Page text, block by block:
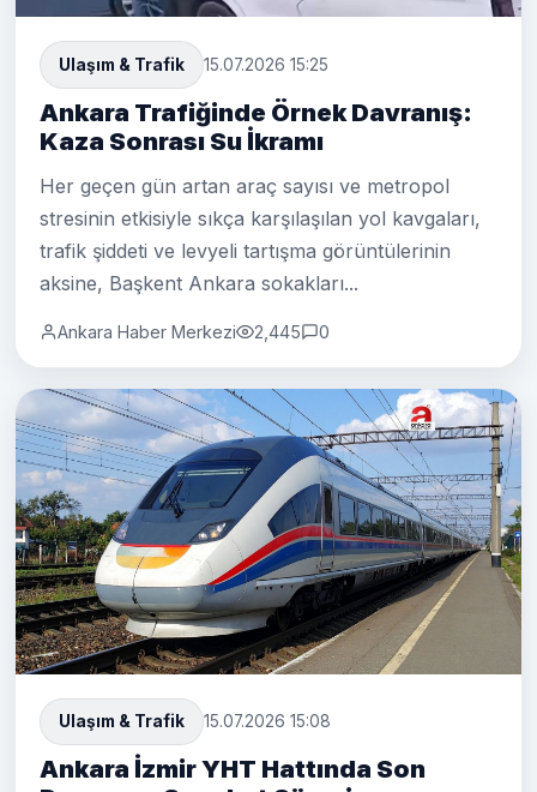
Ulaşım & Trafik 15.07.2026 15:25
Ankara Trafiğinde Örnek Davranış:
Kaza Sonrası Su İkramı
Her geçen gün artan araç sayısı ve metropol
stresinin etkisiyle sıkça karşılaşılan yol kavgaları,
trafik şiddeti ve levyeli tartışma görüntülerinin
aksine, Başkent Ankara sokakları...
Ankara Haber Merkezi 2,445 0
Ulaşım & Trafik 15.07.2026 15:08
Ankara İzmir YHT Hattında Son